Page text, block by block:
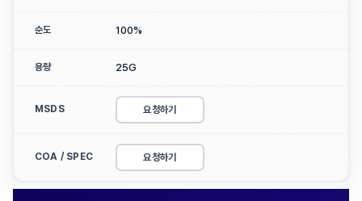
순도 100%
용량 25G
MSDS 요청하기
COA / SPEC 요청하기